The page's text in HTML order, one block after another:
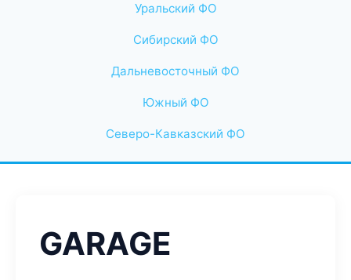
Уральский ФО
Сибирский ФО
Дальневосточный ФО
Южный ФО
Северо-Кавказский ФО
GARAGE